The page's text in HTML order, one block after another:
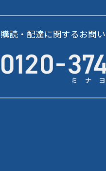
読・配達に関するお問